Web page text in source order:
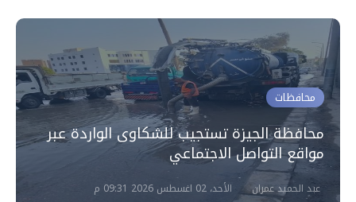
محافظات
محافظة الجيزة تستجيب للشكاوى الواردة عبر
مواقع التواصل الاجتماعي
عبد الحميد عمران الأحد، 02 اغسطس 2026 09:31 م